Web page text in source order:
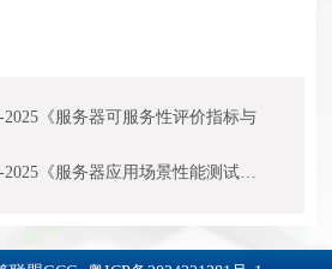
2025《服务器可服务性评价指标与